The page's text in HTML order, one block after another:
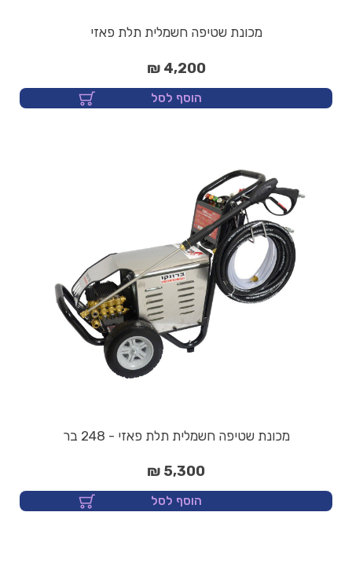
מכונת שטיפה חשמלית תלת פאזי
4,200 ₪
הוסף לסל
מכונת שטיפה חשמלית תלת פאזי - 248 בר
5,300 ₪
הוסף לסל